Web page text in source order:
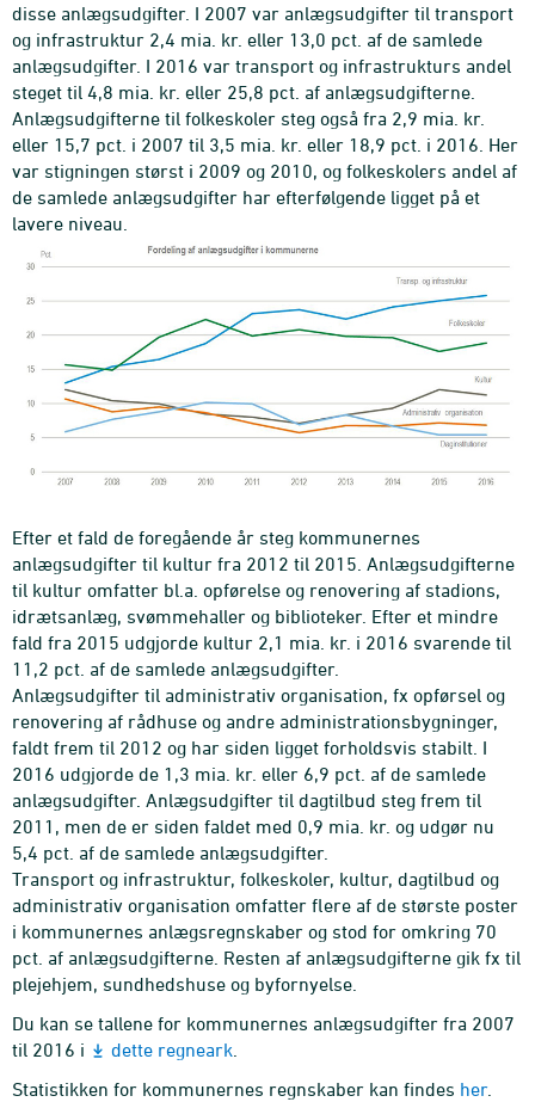
disse anlægsudgifter. I 2007 var anlægsudgifter til transport
og infrastruktur 2,4 mia. kr. eller 13,0 pct. af de samlede
anlægsudgifter. I 2016 var transport og infrastrukturs andel
steget til 4,8 mia. kr. eller 25,8 pct. af anlægsudgifterne.
Anlægsudgifterne til folkeskoler steg også fra 2,9 mia. kr.
eller 15,7 pct. i 2007 til 3,5 mia. kr. eller 18,9 pct. i 2016. Her
var stigningen størst i 2009 og 2010, og folkeskolers andel af
de samlede anlægsudgifter har efterfølgende ligget på et
lavere niveau.
Efter et fald de foregående år steg kommunernes
anlægsudgifter til kultur fra 2012 til 2015. Anlægsudgifterne
til kultur omfatter bl.a. opførelse og renovering af stadions,
idrætsanlæg, svømmehaller og biblioteker. Efter et mindre
fald fra 2015 udgjorde kultur 2,1 mia. kr. i 2016 svarende til
11,2 pct. af de samlede anlægsudgifter.
Anlægsudgifter til administrativ organisation, fx opførsel og
renovering af rådhuse og andre administrationsbygninger,
faldt frem til 2012 og har siden ligget forholdsvis stabilt. I
2016 udgjorde de 1,3 mia. kr. eller 6,9 pct. af de samlede
anlægsudgifter. Anlægsudgifter til dagtilbud steg frem til
2011, men de er siden faldet med 0,9 mia. kr. og udgør nu
5,4 pct. af de samlede anlægsudgifter.
Transport og infrastruktur, folkeskoler, kultur, dagtilbud og
administrativ organisation omfatter flere af de største poster
i kommunernes anlægsregnskaber og stod for omkring 70
pct. af anlægsudgifterne. Resten af anlægsudgifterne gik fx til
plejehjem, sundhedshuse og byfornyelse.
Du kan se tallene for kommunernes anlægsudgifter fra 2007
til 2016 i
dette regneark
Statistikken for kommunernes regnskaber kan findes her.